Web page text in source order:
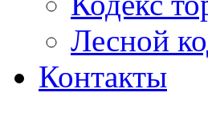
Лесной
Контакты